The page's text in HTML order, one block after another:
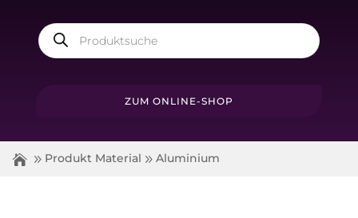
Products
search
ZUM ONLINE-SHOP
Produkt Material Aluminium